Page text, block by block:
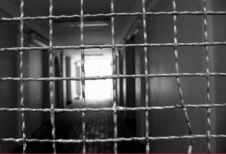
#Belarus-
prison-
context.jpeg